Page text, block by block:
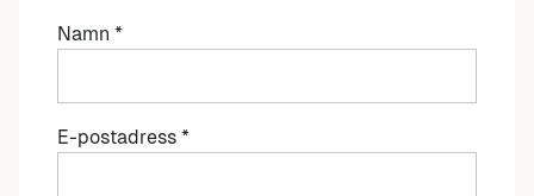
Namn *
E-postadress *